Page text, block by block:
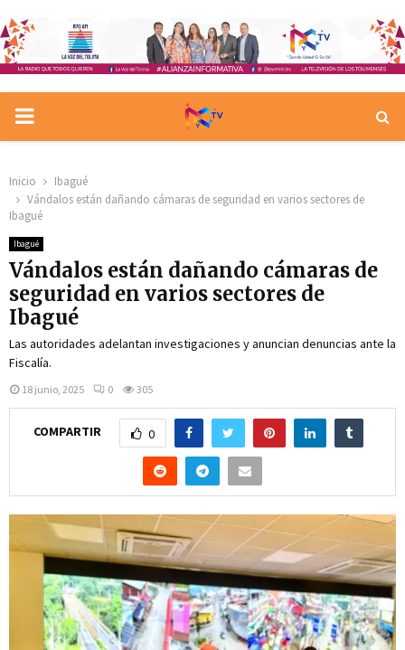
PRIMARY
Inicio
Ibagué
Vándalos están dañando cámaras de seguridad en varios sectores de
Ibagué
Ibagué
Vándalos están dañando cámaras de
seguridad en varios sectores de
Ibagué
Las autoridades adelantan investigaciones y anuncian denuncias ante la
Fiscalía.
18 junio, 2025 0 305
COMPARTIR 0